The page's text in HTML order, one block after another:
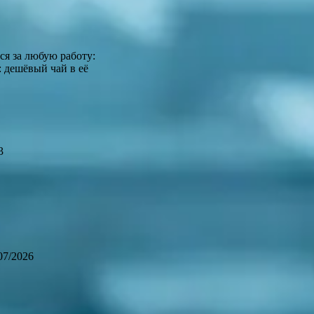
за любую работу:
дешёвый чай в её
2026